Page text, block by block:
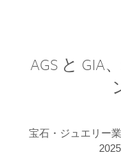
AGS と GIA
宝石・ジュエリー